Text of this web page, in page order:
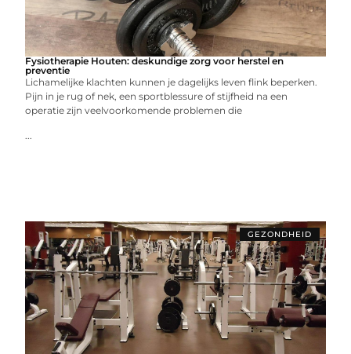
Fysiotherapie Houten: deskundige zorg voor herstel en
preventie
Lichamelijke klachten kunnen je dagelijks leven flink beperken.
Pijn in je rug of nek, een sportblessure of stijfheid na een
operatie zijn veelvoorkomende problemen die
...
GEZONDHEID